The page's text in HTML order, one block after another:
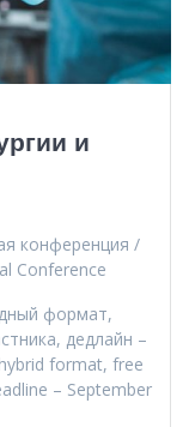
и
конференция /
Conference
формат,
дедлайн –
format, free
– September